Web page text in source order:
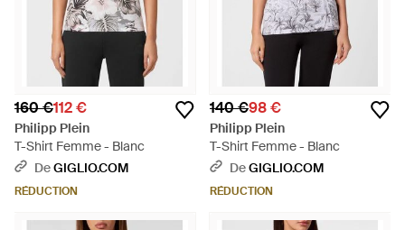
160 €112 €
Philipp Plein
T-Shirt Femme - Blanc
DeGIGLIO.COM
RÉDUCTION
140 €98 €
Philipp Plein
T-Shirt Femme - Blanc
DeGIGLIO.COM
RÉDUCTION